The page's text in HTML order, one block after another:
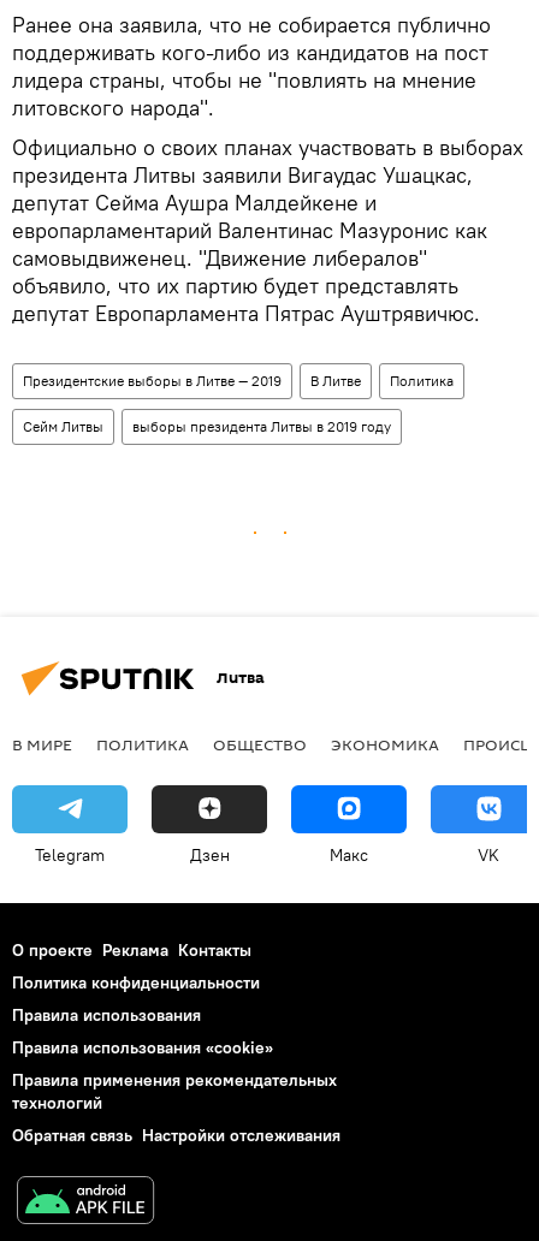
Ранее она заявила, что не собирается публично
поддерживать кого-либо из кандидатов на пост
лидера страны, чтобы не "повлиять на мнение
литовского народа".
Официально о своих планах участвовать в выборах
президента Литвы заявили Вигаудас Ушацкас,
депутат Сейма Аушра Малдейкене и
европарламентарий Валентинас Мазуронис как
самовыдвиженец. "Движение либералов"
объявило, что их партию будет представлять
депутат Европарламента Пятрас Ауштрявичюс.
Президентские выборы в Литве — 2019 В Литве Политика
Сейм Литвы выборы президента Литвы в 2019 году
Литва
В МИРЕ ПОЛИТИКА ОБЩЕСТВО ЭКОНОМИКА
Telegram Дзен Макс VK
О проекте Реклама Контакты
Политика конфиденциальности
Правила использования
Правила использования «cookie»
Правила применения рекомендательных
технологий
Обратная связь Настройки отслеживания